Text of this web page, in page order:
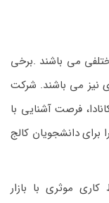
می باشند .برخی
نیز می باشند. شرکت
فرصت آشنایی با
برای دانشجویان کالج
موثری با بازار